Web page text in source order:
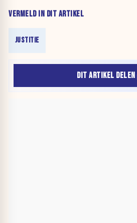
VERMELD IN DIT ARTIKEL
JUSTITIE
DIT ARTIKEL DELEN